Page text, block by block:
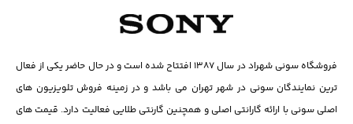
فروشگاه سونی شهراد در سال ۱۳۸۷ افتتاح شده است و در حال حاضر یکی از فعال
ترین نمایندگان سونی در شهر تهران می باشد و در زمینه فروش تلویزیون های
اصلی سونی با ارائه گارانتی اصلی و همچنین گارنتی طلایی فعالیت دارد. قیمت های